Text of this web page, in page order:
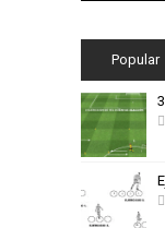
Popular